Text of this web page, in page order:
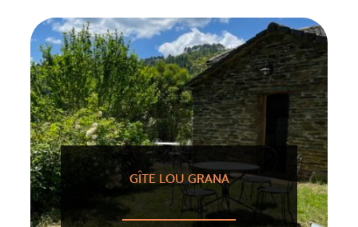
GÎTE LOU GRANA